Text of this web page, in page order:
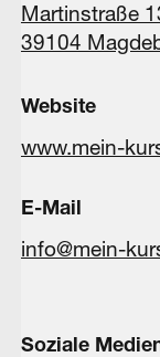
Martinstraße
39104
Website
www.mein-
E-Mail
info@mein-
Soziale